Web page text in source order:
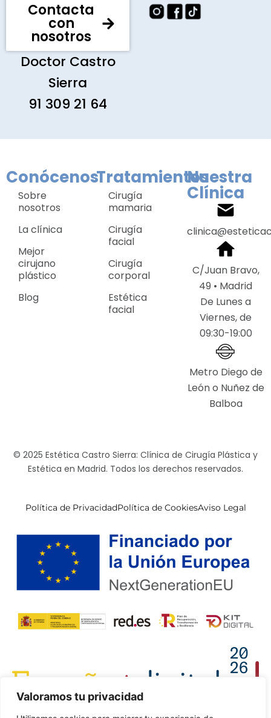
Valoramos tu privacidad
Contacta
con
nosotros
Doctor Castro
Sierra
91 309 21 64
Conócenos
Sobre
nosotros
La clínica
Mejor
cirujano
plástico
Blog
Tratamientos
Cirugía
mamaria
Cirugía
facial
Cirugía
corporal
Estética
facial
Nuestra
Clínica
C/Juan Bravo,
49 • Madrid
De Lunes a
Viernes, de
09:30-19:00
Metro Diego de
León o Nuñez de
Balboa
© 2025 Estética Castro Sierra: Clínica de Cirugía Plástica y
Estética en Madrid. Todos los derechos reservados.
Política de PrivacidadPolítica de CookiesAviso Legal